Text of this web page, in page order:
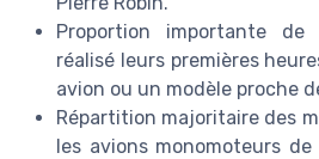
Proportion importante
réalisé leurs premières
avion ou un modèle proche
Répartition majoritaire des
les avions monomoteurs